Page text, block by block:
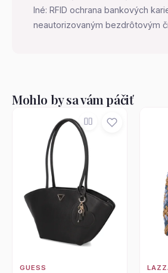
Iné: RFID ochrana bankových
neautorizovaným bezdrôtovým
Mohlo by sa vám páčiť
GUESS